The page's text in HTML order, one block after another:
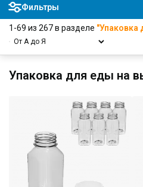
Фильтры
1-69 из 267 в разделе "Упаковка
Упаковка для еды на